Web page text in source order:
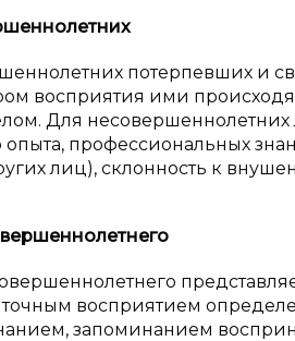
потерпевших и
восприятия ими
Для несовершеннолетних
опыта, профессиональных
лиц), склонность к
восприятием
запоминанием